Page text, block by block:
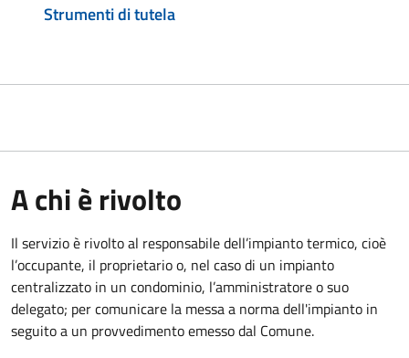
Strumenti di tutela
A chi è rivolto
Il servizio è rivolto al responsabile dell’impianto termico, cioè
l’occupante, il proprietario o, nel caso di un impianto
centralizzato in un condominio, l’amministratore o suo
delegato; per comunicare la messa a norma dell'impianto in
seguito a un provvedimento emesso dal Comune.